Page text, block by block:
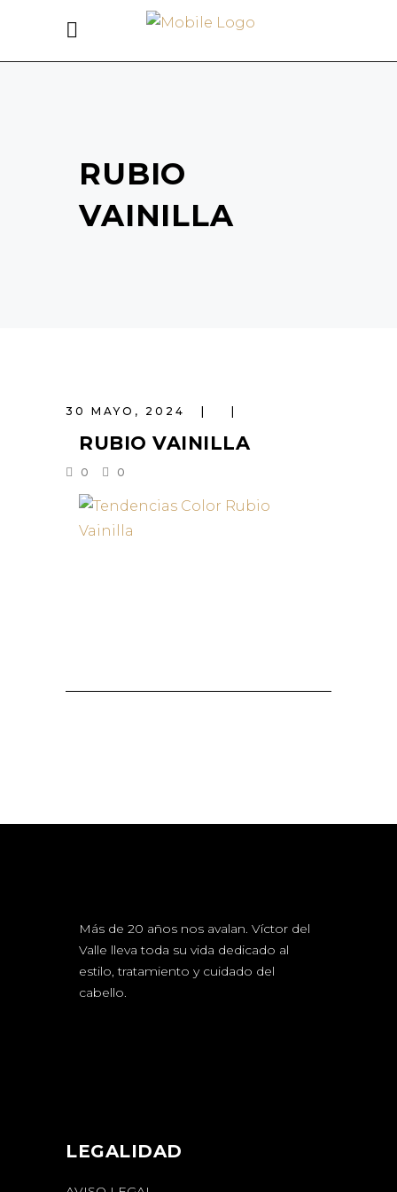
RUBIO
VAINILLA
30 MAYO, 2024
RUBIO VAINILLA
0 0
Más de 20 años nos avalan. Víctor del
Valle lleva toda su vida dedicado al
estilo, tratamiento y cuidado del
cabello.
LEGALIDAD